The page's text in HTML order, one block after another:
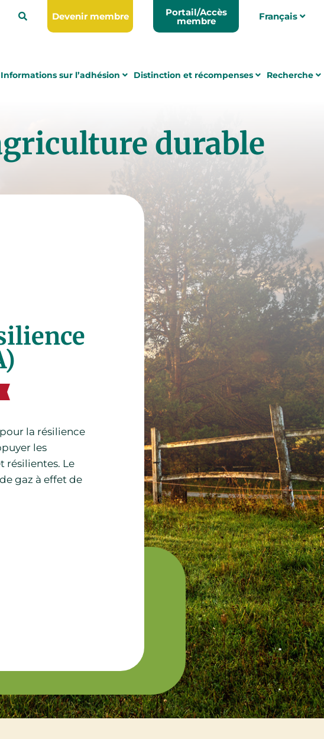
Devenir membre Portail/Accès
membre Français
Informations sur l’adhésion Distinction et récompenses Recherche
durable
la résilience
les
résilientes. Le
gaz à effet de